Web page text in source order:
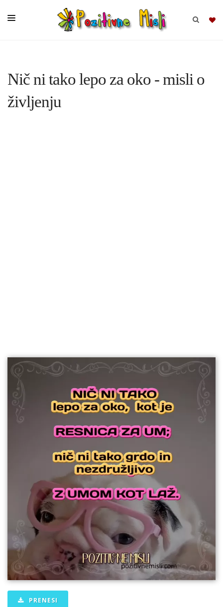
MISLI
Nič ni tako lepo za oko - misli o
življenju
PRENESI